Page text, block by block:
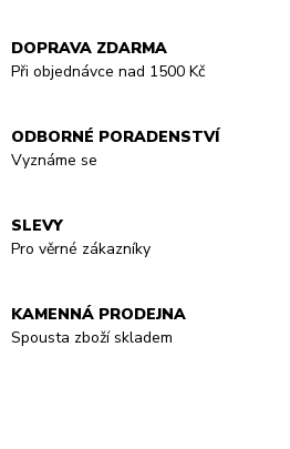
DOPRAVA ZDARMA
Při objednávce nad 1500 Kč
ODBORNÉ PORADENSTVÍ
Vyznáme se
SLEVY
Pro věrné zákazníky
KAMENNÁ PRODEJNA
Spousta zboží skladem